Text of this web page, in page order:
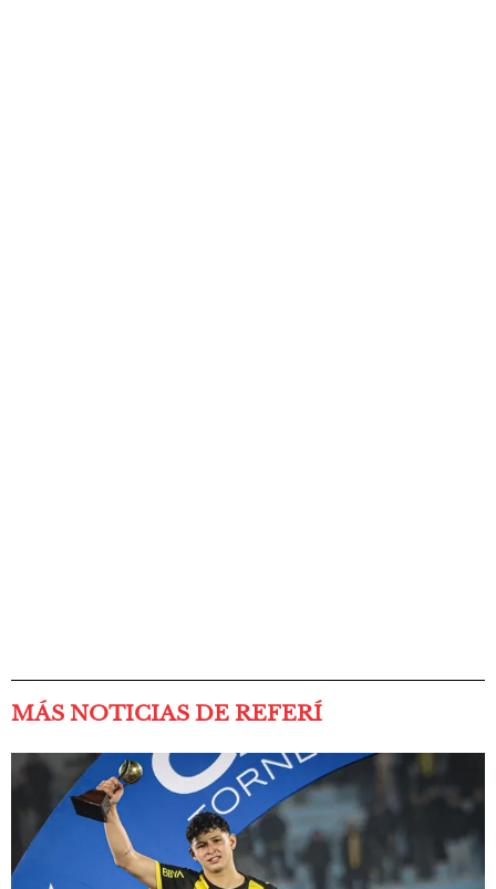
MÁS NOTICIAS DE REFERÍ